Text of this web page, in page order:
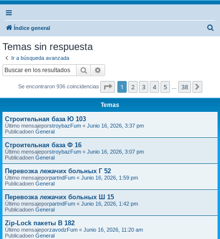
Índice general
Temas sin respuesta
Ir a búsqueda avanzada
Buscar
Se encontraron 936 coincidencias Página de 38
1 2 3 4 5 38
Temas
Строительная база Ю 103
Último mensajeporstroybazFum « Junio 16, 2026, 3:37 pm
Publicadoen General
Строительная база Ф 16
Último mensajeporstroybazFum « Junio 16, 2026, 3:07 pm
Publicadoen General
Перевозка лежачих больных Г 52
Último mensajeporpartndFum « Junio 16, 2026, 1:59 pm
Publicadoen General
Перевозка лежачих больных Ш 15
Último mensajeporpartndFum « Junio 16, 2026, 1:42 pm
Publicadoen General
Zip-Lock пакеты В 182
Último mensajeporzavodzFum « Junio 16, 2026, 11:20 am
Publicadoen General